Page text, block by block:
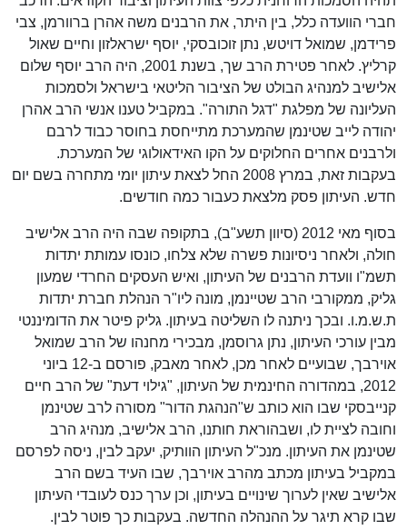
חברי הוועדה כלל, בין היתר, את הרבנים משה אהרן ברוורמן, צבי
פרידמן, שמואל דויטש, נתן זוכובסקי, יוסף ישראלזון וחיים שאול
קרליץ. לאחר פטירת הרב שך, בשנת 2001, היה הרב יוסף שלום
אלישיב למנהיג הבולט של הציבור הליטאי בישראל ולסמכות
העליונה של מפלגת "דגל התורה". במקביל טענו אנשי הרב אהרן
יהודה לייב שטינמן שהמערכת מתייחסת בחוסר כבוד לרבם
ולרבנים אחרים החלוקים על הקו האידאולוגי של המערכת.
בעקבות זאת, במרץ 2008 החל לצאת עיתון יומי מתחרה בשם יום
חדש. העיתון פסק מלצאת כעבור כמה חודשים.
בסוף מאי 2012 (סיוון תשע"ב), בתקופה שבה היה הרב אלישיב
חולה, ולאחר ניסיונות פשרה שלא צלחו, כונסו עמותת יתדות
תשמ"ו וועדת הרבנים של העיתון, ואיש העסקים החרדי שמעון
גליק, ממקורבי הרב שטיינמן, מונה ליו"ר הנהלת חברת יתדות
ת.ש.מ.ו. ובכך ניתנה לו השליטה בעיתון. גליק פיטר את הדומיננטי
מבין עורכי העיתון, נתן גרוסמן, מבכירי מחנהו של הרב שמואל
אוירבך, שבועיים לאחר מכן, לאחר מאבק, פורסם ב-12 ביוני
2012, במהדורה החינמית של העיתון, "גילוי דעת" של הרב חיים
קנייבסקי שבו הוא כותב ש"הנהגת הדור" מסורה לרב שטינמן
וחובה לציית לו, ושבהוראת חותנו, הרב אלישיב, מנהיג הרב
שטינמן את העיתון. מנכ"ל העיתון הוותיק, יעקב לבין, ניסה לפרסם
במקביל בעיתון מכתב מהרב אוירבך, שבו העיד בשם הרב
אלישיב שאין לערוך שינויים בעיתון, וכן ערך כנס לעובדי העיתון
שבו קרא תיגר על ההנהלה החדשה. בעקבות כך פוטר לבין.